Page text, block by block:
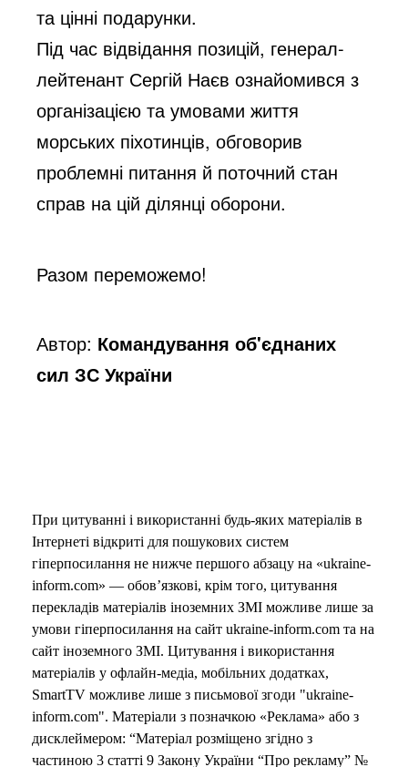
та цінні подарунки.
Під час відвідання позицій, генерал-
лейтенант Сергій Наєв ознайомився з
організацією та умовами життя
морських піхотинців, обговорив
проблемні питання й поточний стан
справ на цій ділянці оборони.
Разом переможемо!
Автор: Командування об'єднаних
сил ЗС України
При цитуванні і використанні будь-яких матеріалів в
Інтернеті відкриті для пошукових систем
гіперпосилання не нижче першого абзацу на «ukraine-
inform.com» — обов’язкові, крім того, цитування
перекладів матеріалів іноземних ЗМІ можливе лише за
умови гіперпосилання на сайт ukraine-inform.com та на
сайт іноземного ЗМІ. Цитування і використання
матеріалів у офлайн-медіа, мобільних додатках,
SmartTV можливе лише з письмової згоди "ukraine-
inform.com". Матеріали з позначкою «Реклама» або з
дисклеймером: “Матеріал розміщено згідно з
частиною 3 статті 9 Закону України “Про рекламу” №